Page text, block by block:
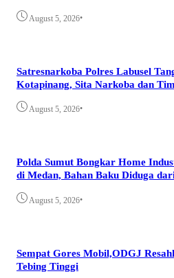
August 5, 2026•
Satresnarkoba Polres Labusel
Kotapinang, Sita Narkoba dan
August 5, 2026•
Polda Sumut Bongkar Home
di Medan, Bahan Baku Diduga
August 5, 2026•
Sempat Gores Mobil,ODGJ
Tebing Tinggi